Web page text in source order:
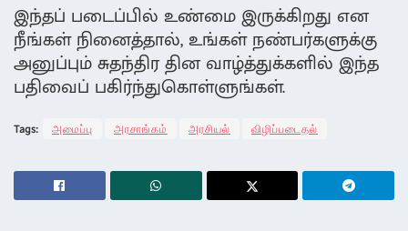
இந்தப் படைப்பில் உண்மை இருக்கிறது என
நீங்கள் நினைத்தால், உங்கள் நண்பர்களுக்கு
அனுப்பும் சுதந்திர தின வாழ்த்துக்களில் இந்த
பதிவைப் பகிர்ந்துகொள்ளுங்கள்.
Tags: அமைப்பு அரசாங்கம் அரசியல் விழிப்படைதல்